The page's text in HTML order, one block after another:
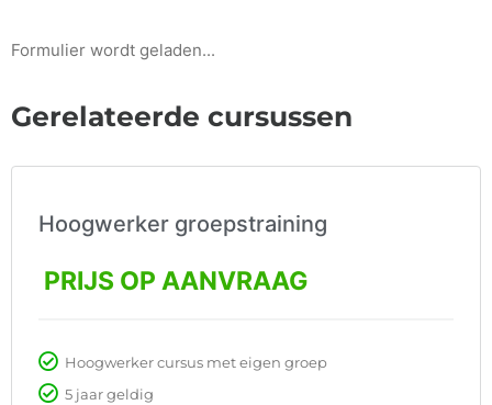
Formulier wordt geladen...
Gerelateerde cursussen
Hoogwerker groepstraining
PRIJS OP AANVRAAG
Hoogwerker cursus met eigen groep
5 jaar geldig